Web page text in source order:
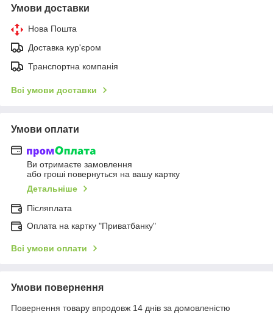
Умови доставки
Нова Пошта
Доставка кур'єром
Транспортна компанія
Всі умови доставки
Умови оплати
Ви отримаєте замовлення
або гроші повернуться на вашу картку
Детальніше
Післяплата
Оплата на картку "Приватбанку"
Всі умови оплати
Умови повернення
Повернення товару впродовж 14 днів за домовленістю